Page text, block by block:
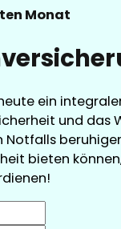
Monat
ein
und das
bieten